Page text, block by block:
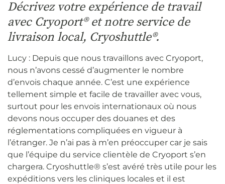
Décrivez votre expérience de travail
avec Cryoport® et notre service de
livraison local, Cryoshuttle®.
Lucy : Depuis que nous travaillons avec Cryoport,
nous n’avons cessé d’augmenter le nombre
d’envois chaque année. C’est une expérience
tellement simple et facile de travailler avec vous,
surtout pour les envois internationaux où nous
devons nous occuper des douanes et des
réglementations compliquées en vigueur à
l’étranger. Je n’ai pas à m’en préoccuper car je sais
que l’équipe du service clientèle de Cryoport s’en
chargera. Cryoshuttle® s’est avéré très utile pour les
expéditions vers les cliniques locales et il est